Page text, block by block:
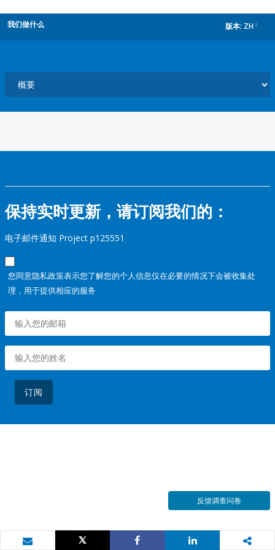
我们做什么 版本: ZH
保持实时更新，请订阅我们的：
电子邮件通知 Project p125551
您同意隐私政策表示您了解您的个人信息仅在必要的情况下会被收集处
理，用于提供相应的服务
订阅
反馈调查问卷